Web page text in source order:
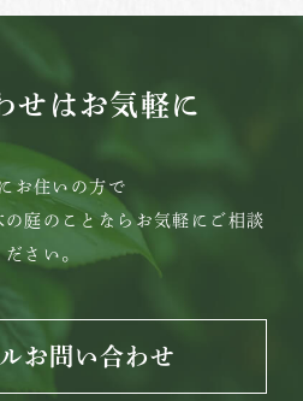
せはお気軽に
お住いの方で
庭のことならお気軽にご相談
ださい。
お問い合わせ